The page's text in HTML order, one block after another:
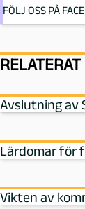
FÖLJ OSS PÅ
Avslutning av
Lärdomar för
Vikten av